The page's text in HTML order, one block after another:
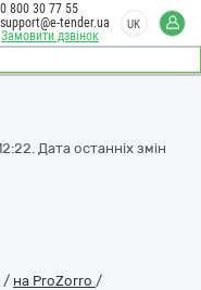
Замовити дзвінок
0 800 30 77 55
support@e-tender.ua
UK
Дата останніх змін
/ на ProZorro /